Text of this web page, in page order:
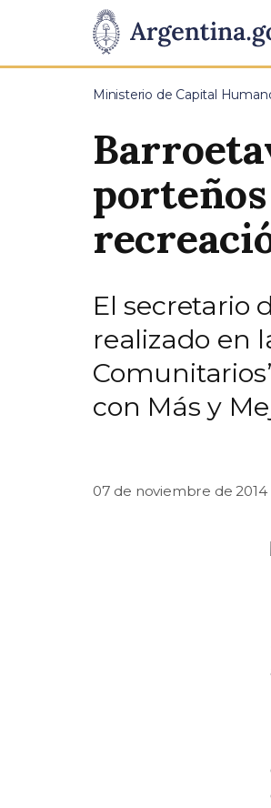
Presidencia
de
Pasar al contenido principal
Ministerio de Capital
El secretario
realizado en
con Más y
07 de noviembre de 2014